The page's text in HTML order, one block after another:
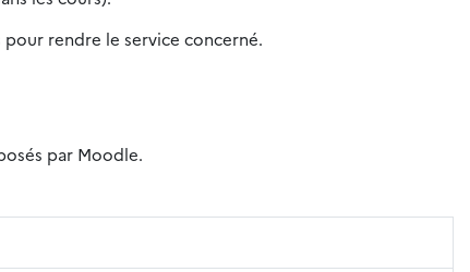
rendre le service concerné.
par Moodle.